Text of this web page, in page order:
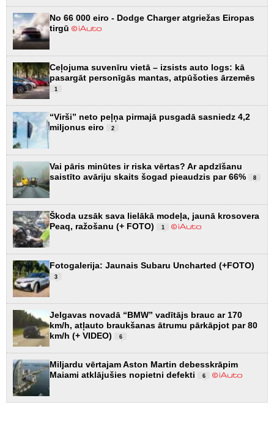
No 66 000 eiro - Dodge Charger atgriežas Eiropas
tirgū
Ceļojuma suvenīru vietā – izsists auto logs: kā
pasargāt personīgās mantas, atpūšoties ārzemēs
1
“Virši” neto peļņa pirmajā pusgadā sasniedz 4,2
miljonus eiro
2
Vai pāris minūtes ir riska vērtas? Ar apdzīšanu
saistīto avāriju skaits šogad pieaudzis par 66%
8
Škoda uzsāk sava lielākā modeļa, jaunā krosovera
Peaq, ražošanu (+ FOTO)
1
Fotogalerija: Jaunais Subaru Uncharted (+FOTO)
3
Jelgavas novadā “BMW” vadītājs brauc ar 170
km/h, atļauto braukšanas ātrumu pārkāpjot par 80
km/h (+ VIDEO)
6
Miljardu vērtajam Aston Martin debesskrāpim
Maiami atklājušies nopietni defekti
6